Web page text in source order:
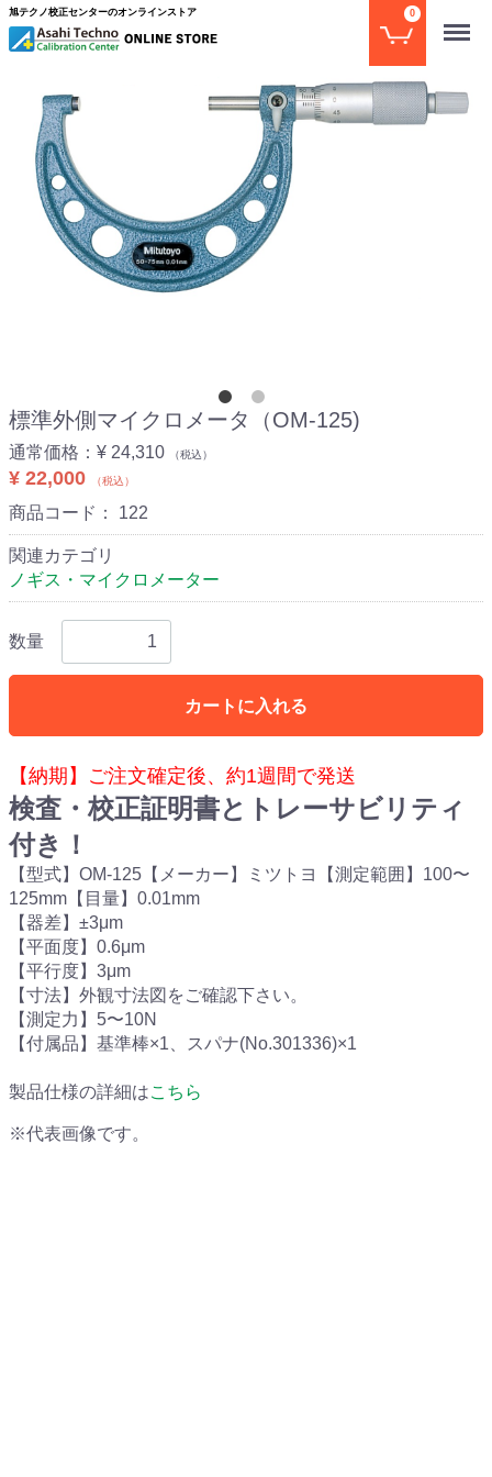
旭テクノ校正センターのオンラインストア Menu
0
標準外側マイクロメータ（OM-125)
通常価格： ¥ 24,310 （税込）
¥ 22,000 （税込）
商品コード： 122
関連カテゴリ
ノギス・マイクロメーター
数量
カートに入れる
【納期】ご注文確定後、約1週間で発送
検査・校正証明書とトレーサビリティ
付き！
【型式】OM-125【メーカー】ミツトヨ【測定範囲】100〜
125mm【目量】0.01mm
【器差】±3μm
【平面度】0.6μm
【平行度】3μm
【寸法】外観寸法図をご確認下さい。
【測定力】5〜10N
【付属品】基準棒×1、スパナ(No.301336)×1
製品仕様の詳細はこちら
※代表画像です。